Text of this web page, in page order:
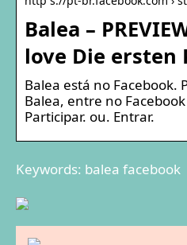
Balea –
love Die
Balea está no Facebook.
Balea, entre no
Participar. ou. Entrar.
Keywords: balea facebook